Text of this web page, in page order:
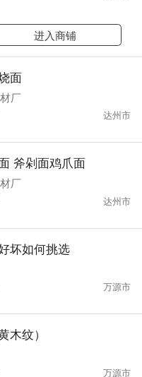
进入商铺
面
厂
达州市
斧剁面鸡爪面
厂
达州市
坏如何挑选
万源市
木纹）
万源市